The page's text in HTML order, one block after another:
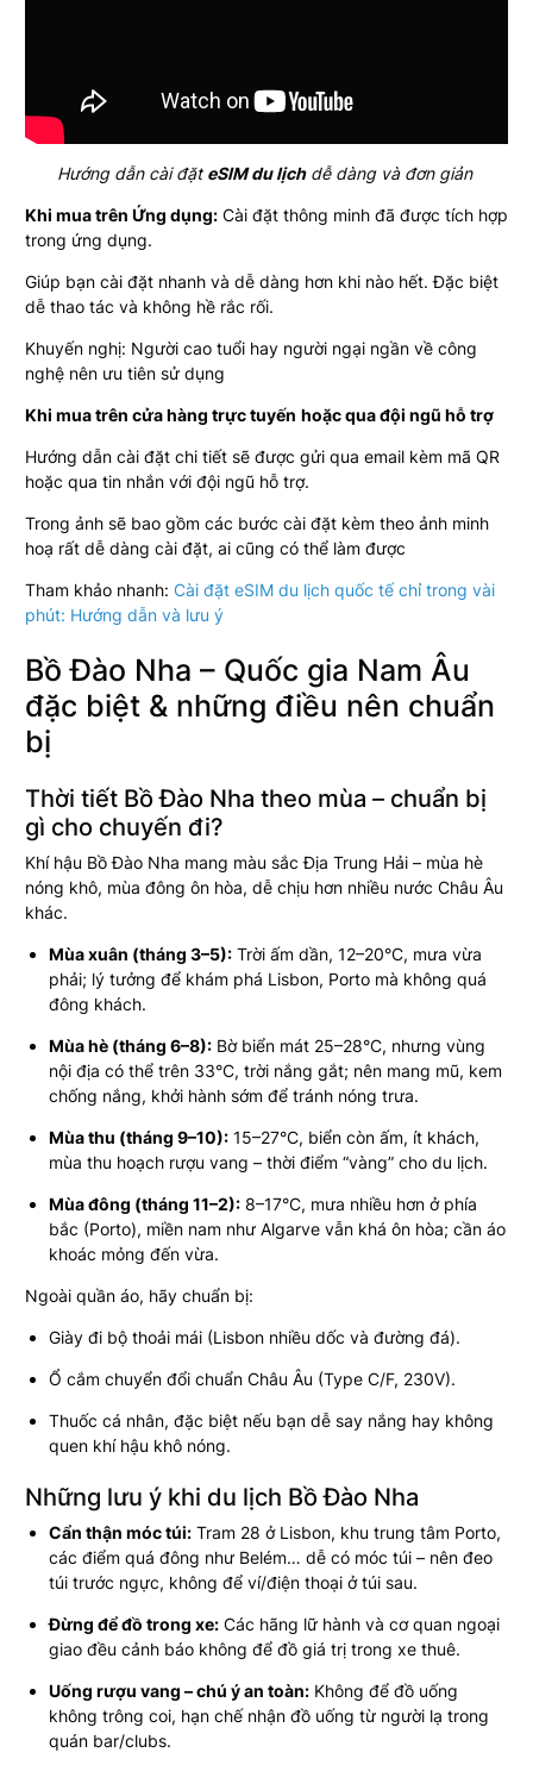
Hướng dẫn cài đặteSIM du lịchdễ dàng và đơn giản
Khi mua trên Ứng dụng: Cài đặt thông minh đã được tích hợp
trong ứng dụng.
Giúp bạn cài đặt nhanh và dễ dàng hơn khi nào hết. Đặc biệt
dễ thao tác và không hề rắc rối.
Khuyến nghị: Người cao tuổi hay người ngại ngần về công
nghệ nên ưu tiên sử dụng
Khi mua trên cửa hàng trực tuyến hoặc qua đội ngũ hỗ trợ
Hướng dẫn cài đặt chi tiết sẽ được gửi qua email kèm mã QR
hoặc qua tin nhắn với đội ngũ hỗ trợ.
Trong ảnh sẽ bao gồm các bước cài đặt kèm theo ảnh minh
hoạ rất dễ dàng cài đặt, ai cũng có thể làm được
Tham khảo nhanh: Cài đặt eSIM du lịch quốc tế chỉ trong vài
phút: Hướng dẫn và lưu ý
Bồ Đào Nha – Quốc gia Nam Âu
đặc biệt & những điều nên chuẩn
bị
Thời tiết Bồ Đào Nha theo mùa – chuẩn bị
gì cho chuyến đi?
Khí hậu Bồ Đào Nha mang màu sắc Địa Trung Hải – mùa hè
nóng khô, mùa đông ôn hòa, dễ chịu hơn nhiều nước Châu Âu
khác.
Mùa xuân (tháng 3–5): Trời ấm dần, 12–20°C, mưa vừa
phải; lý tưởng để khám phá Lisbon, Porto mà không quá
đông khách.
Mùa hè (tháng 6–8): Bờ biển mát 25–28°C, nhưng vùng
nội địa có thể trên 33°C, trời nắng gắt; nên mang mũ, kem
chống nắng, khởi hành sớm để tránh nóng trưa.
Mùa thu (tháng 9–10): 15–27°C, biển còn ấm, ít khách,
mùa thu hoạch rượu vang – thời điểm “vàng” cho du lịch.
Mùa đông (tháng 11–2): 8–17°C, mưa nhiều hơn ở phía
bắc (Porto), miền nam như Algarve vẫn khá ôn hòa; cần áo
khoác mỏng đến vừa.
Ngoài quần áo, hãy chuẩn bị:
Giày đi bộ thoải mái (Lisbon nhiều dốc và đường đá).
Ổ cắm chuyển đổi chuẩn Châu Âu (Type C/F, 230V).
Thuốc cá nhân, đặc biệt nếu bạn dễ say nắng hay không
quen khí hậu khô nóng.
Những lưu ý khi du lịch Bồ Đào Nha
Cẩn thận móc túi: Tram 28 ở Lisbon, khu trung tâm Porto,
các điểm quá đông như Belém… dễ có móc túi – nên đeo
túi trước ngực, không để ví/điện thoại ở túi sau.
Đừng để đồ trong xe: Các hãng lữ hành và cơ quan ngoại
giao đều cảnh báo không để đồ giá trị trong xe thuê.
Uống rượu vang – chú ý an toàn: Không để đồ uống
không trông coi, hạn chế nhận đồ uống từ người lạ trong
quán bar/clubs.